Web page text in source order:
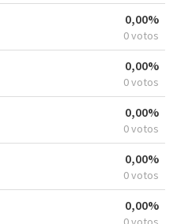
0,00%
0 votos
0,00%
0 votos
0,00%
0 votos
0,00%
0 votos
0,00%